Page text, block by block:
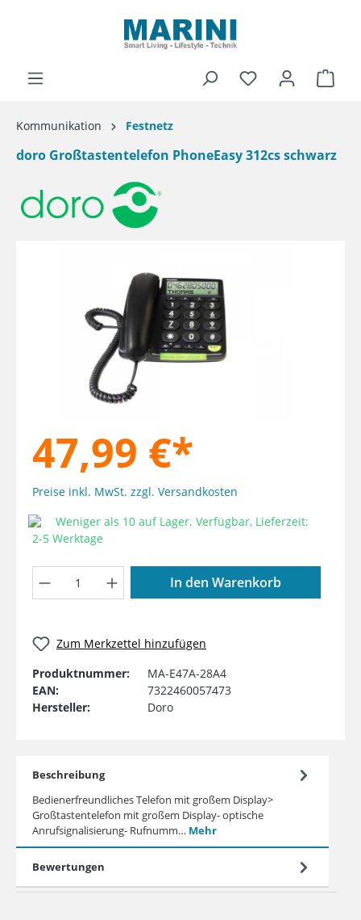
Kommunikation Festnetz
doro Großtastentelefon PhoneEasy 312cs schwarz
47,99 €*
Preise inkl. MwSt. zzgl. Versandkosten
Weniger als 10 auf Lager. Verfügbar, Lieferzeit:
2-5 Werktage
Produkt Anzahl: Gib den
In den Warenkorb
Zum Merkzettel hinzufügen
Produktnummer:
MA-E47A-28A4
EAN:
7322460057473
Hersteller:
Doro
Beschreibung
Bedienerfreundliches Telefon mit großem Display>
Großtastentelefon mit großem Display- optische
Anrufsignalisierung- Rufnumm… Mehr
Bewertungen